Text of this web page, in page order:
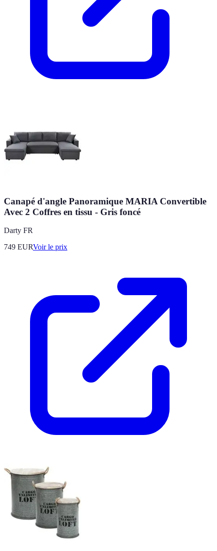
Canapé d'angle Panoramique MARIA Convertible
Avec 2 Coffres en tissu - Gris foncé
Darty FR
749 EURVoir le prix